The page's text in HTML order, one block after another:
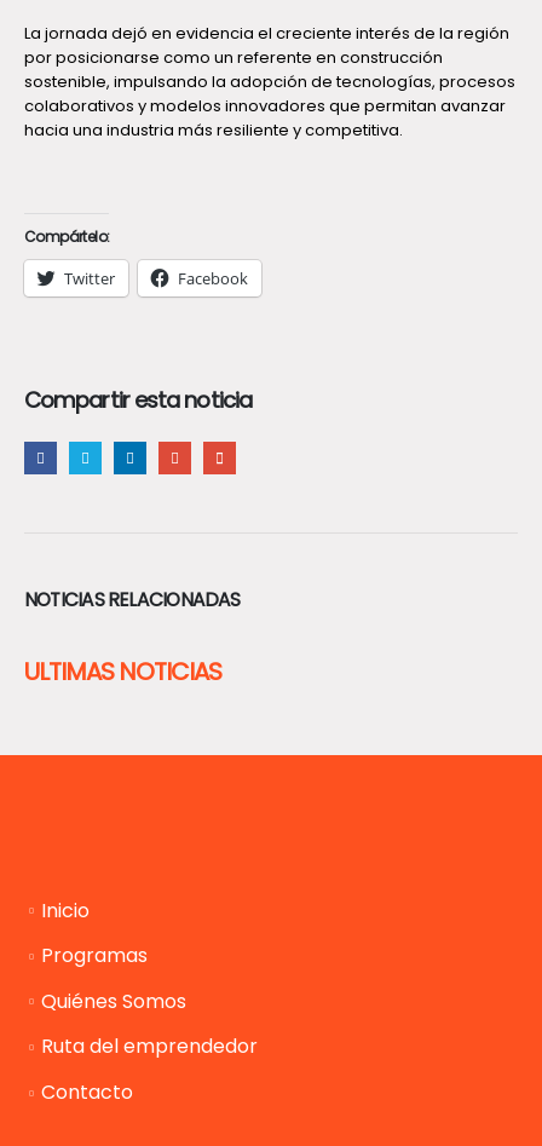
La jornada dejó en evidencia el creciente interés de la región
por posicionarse como un referente en construcción
sostenible, impulsando la adopción de tecnologías, procesos
colaborativos y modelos innovadores que permitan avanzar
hacia una industria más resiliente y competitiva.
Compártelo:
Twitter Facebook
Compartir esta noticia
NOTICIAS RELACIONADAS
ULTIMAS NOTICIAS
Inicio
Programas
Quiénes Somos
Ruta del emprendedor
Contacto